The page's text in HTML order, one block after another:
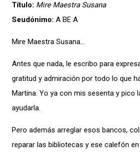
Título: Mire Maestra Susana
Seudónimo: A BE A
Mire Maestra Susana…
Antes que nada, le escribo para
gratitud y admiración por todo lo que
Martina. Yo ya con mis sesenta y pico
ayudarla.
Pero además arreglar esos bancos,
reparar las bibliotecas y ese calefón